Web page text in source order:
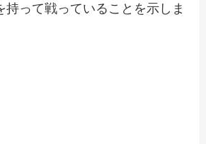
持って戦っていることを示しま